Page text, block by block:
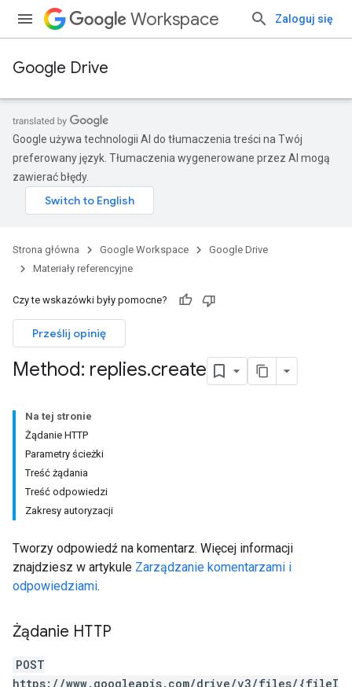
Workspace Zaloguj się
Google Drive
Google używa technologii AI do tłumaczenia treści na Twój
preferowany język. Tłumaczenia wygenerowane przez AI mogą
zawierać błędy.
Strona główna Google Workspace
Google Drive
Materiały referencyjne
Czy te wskazówki były pomocne?
Prześlij opinię
Method: replies.create
Na tej stronie
Żądanie HTTP
Parametry ścieżki
Treść żądania
Treść odpowiedzi
Zakresy autoryzacji
Tworzy odpowiedź na komentarz. Więcej informacji
znajdziesz w artykule Zarządzanie komentarzami i
odpowiedziami.
Żądanie HTTP
POST
https://www.googleapis.com/drive/v3/files/{fileI